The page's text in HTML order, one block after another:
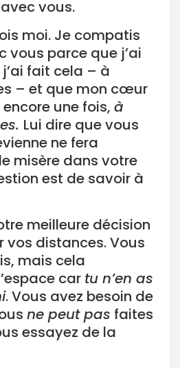
vous.
moi. Je compatis
vous parce que j’ai
fait cela – à
– et que mon cœur
une fois, à
Lui dire que vous
ne fera
misère dans votre
est de savoir à
meilleure décision
vos distances. Vous
mais cela
car tu n’en as
. Vous avez besoin de
ne peut pas faites
essayez de la